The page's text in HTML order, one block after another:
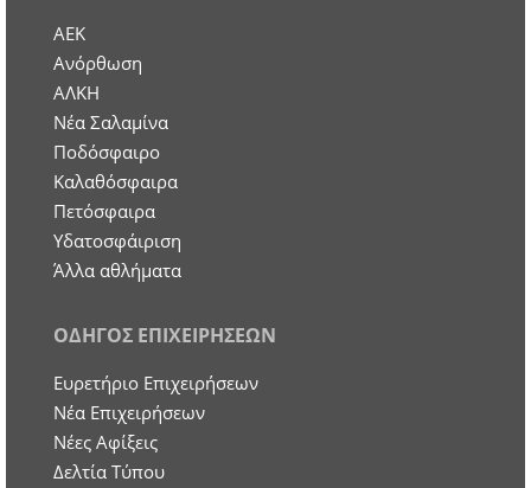
ΑΕΚ
Ανόρθωση
ΑΛΚΗ
Νέα Σαλαμίνα
Ποδόσφαιρο
Καλαθόσφαιρα
Πετόσφαιρα
Υδατοσφάιριση
Άλλα αθλήματα
ΟΔΗΓΟΣ ΕΠΙΧΕΙΡΗΣΕΩΝ
Ευρετήριο Επιχειρήσεων
Nέα Επιχειρήσεων
Νέες Αφίξεις
Δελτία Τύπου